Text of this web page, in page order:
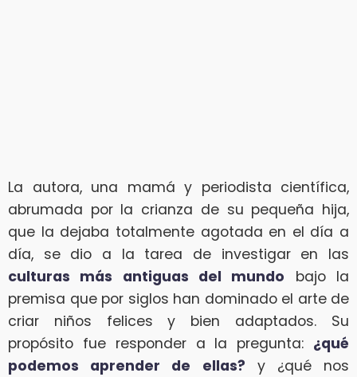
La autora, una mamá y periodista científica,
abrumada por la crianza de su pequeña hija,
que la dejaba totalmente agotada en el día a
día, se dio a la tarea de investigar en las
culturas más antiguas del mundo bajo la
premisa que por siglos han dominado el arte de
criar niños felices y bien adaptados. Su
propósito fue responder a la pregunta: ¿qué
podemos aprender de ellas? y ¿qué nos